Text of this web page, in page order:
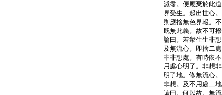
滅盡。便應棄於此
界受生。起出世心
則應捨無色界報。
既無此義。故不可
論曰。若衆生生非
及無流心。即捨二
非非想處。有時依
用處心明了。非想
明了地。修無流心
非想。及不用處二地
論曰。何以故。無